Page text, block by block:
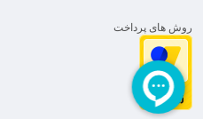
روش های پرداخت